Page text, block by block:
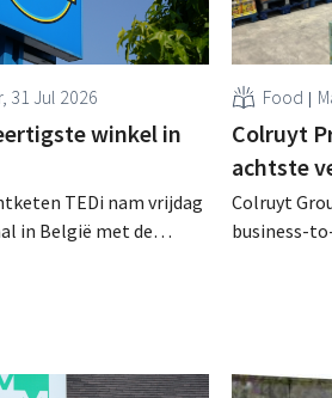
31 Jul 2026
winkel in
TEDi nam vrijdag
in België met de
Food
Colruyt
achtste
Colruyt
business-